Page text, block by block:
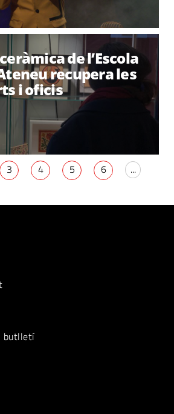
de l’Escola
recupera les
i oficis
3 4 5 6 ...
butlletí